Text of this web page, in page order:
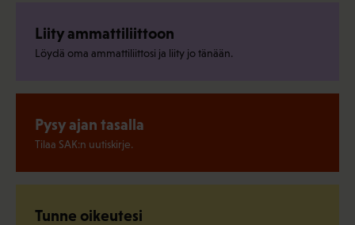
Liity ammattiliittoon
Löydä oma ammattiliittosi ja liity jo tänään.
Pysy ajan tasalla
Tilaa SAK:n uutiskirje.
Tunne oikeutesi